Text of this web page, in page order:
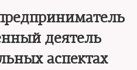
деятель
аспектах